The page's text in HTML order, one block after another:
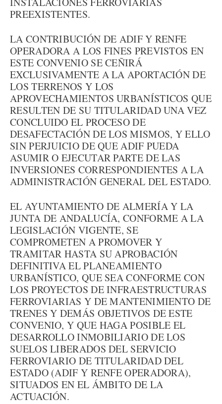
PREEXISTENTES.
LA CONTRIBUCIÓN DE ADIF Y RENFE
OPERADORA A LOS FINES PREVISTOS EN
ESTE CONVENIO SE CEÑIRÁ
EXCLUSIVAMENTE A LA APORTACIÓN DE
LOS TERRENOS Y LOS
APROVECHAMIENTOS URBANÍSTICOS QUE
RESULTEN DE SU TITULARIDAD UNA VEZ
CONCLUIDO EL PROCESO DE
DESAFECTACIÓN DE LOS MISMOS, Y ELLO
SIN PERJUICIO DE QUE ADIF PUEDA
ASUMIR O EJECUTAR PARTE DE LAS
INVERSIONES CORRESPONDIENTES A LA
ADMINISTRACIÓN GENERAL DEL ESTADO.
EL AYUNTAMIENTO DE ALMERÍA Y LA
JUNTA DE ANDALUCÍA, CONFORME A LA
LEGISLACIÓN VIGENTE, SE
COMPROMETEN A PROMOVER Y
TRAMITAR HASTA SU APROBACIÓN
DEFINITIVA EL PLANEAMIENTO
URBANÍSTICO, QUE SEA CONFORME CON
LOS PROYECTOS DE INFRAESTRUCTURAS
FERROVIARIAS Y DE MANTENIMIENTO DE
TRENES Y DEMÁS OBJETIVOS DE ESTE
CONVENIO, Y QUE HAGA POSIBLE EL
DESARROLLO INMOBILIARIO DE LOS
SUELOS LIBERADOS DEL SERVICIO
FERROVIARIO DE TITULARIDAD DEL
ESTADO (ADIF Y RENFE OPERADORA),
SITUADOS EN EL ÁMBITO DE LA
ACTUACIÓN.